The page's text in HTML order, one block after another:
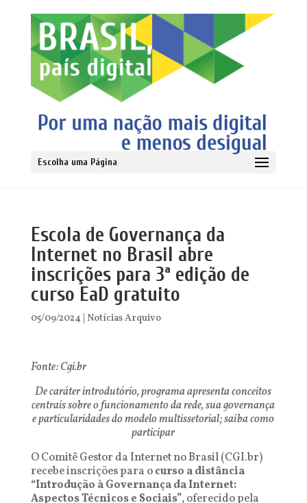
Escolha uma Página
Escola de Governança da
Internet no Brasil abre
inscrições para 3ª edição de
curso EaD gratuito
05/09/2024 Notícias Arquivo
Fonte: Cgi.br
De caráter introdutório, programa apresenta conceitos
centrais sobre o funcionamento da rede, sua governança
e particularidades do modelo multissetorial; saiba como
participar
O Comitê Gestor da Internet no Brasil (CGI.br)
recebe inscrições para ocurso a distância
“Introdução à Governança da Internet:
Aspectos Técnicos e Sociais”, oferecido pela